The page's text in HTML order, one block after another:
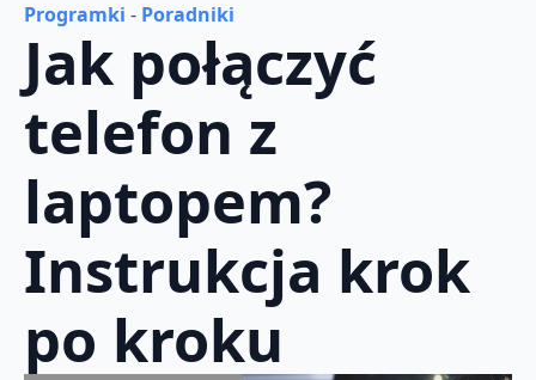
Programki - Poradniki
Jak połączyć
telefon z
laptopem?
Instrukcja krok
po kroku